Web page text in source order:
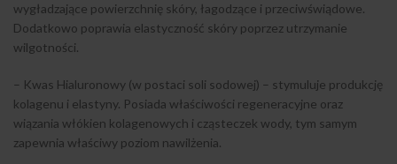
wygładzające powierzchnię skóry, łagodzące i przeciwświądowe.
Dodatkowo poprawia elastyczność skóry poprzez utrzymanie
wilgotności.
– Kwas Hialuronowy (w postaci soli sodowej) – stymuluje produkcję
kolagenu i elastyny. Posiada właściwości regeneracyjne oraz
wiązania włókien kolagenowych i cząsteczek wody, tym samym
zapewnia właściwy poziom nawilżenia.